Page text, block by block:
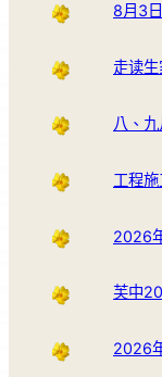
8月3
走读
八、
工程
2026
芙中
2026